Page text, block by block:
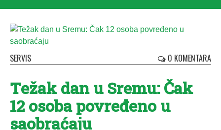
SERVIS 0 KOMENTARA
Težak dan u Sremu: Čak
12 osoba povređeno u
saobraćaju